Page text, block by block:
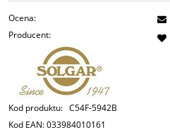
Ocena:
Producent:
Kod produktu: C54F-5942B
Kod EAN:033984010161